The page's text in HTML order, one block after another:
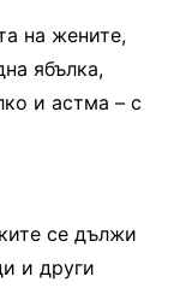
на жените,
ябълка,
и астма – с
се дължи
и други